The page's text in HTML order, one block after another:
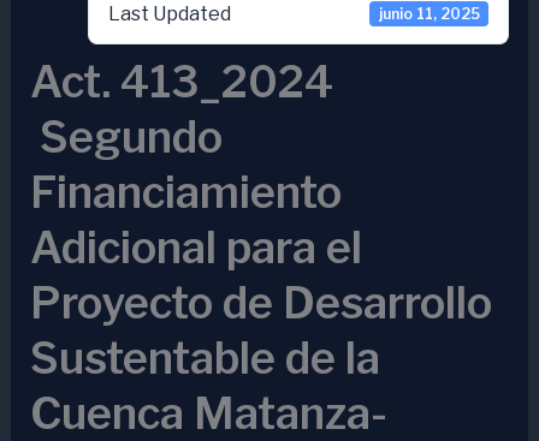
Last Updated junio 11, 2025
Act. 413_2024
Segundo
Financiamiento
Adicional para el
Proyecto de Desarrollo
Sustentable de la
Cuenca Matanza-